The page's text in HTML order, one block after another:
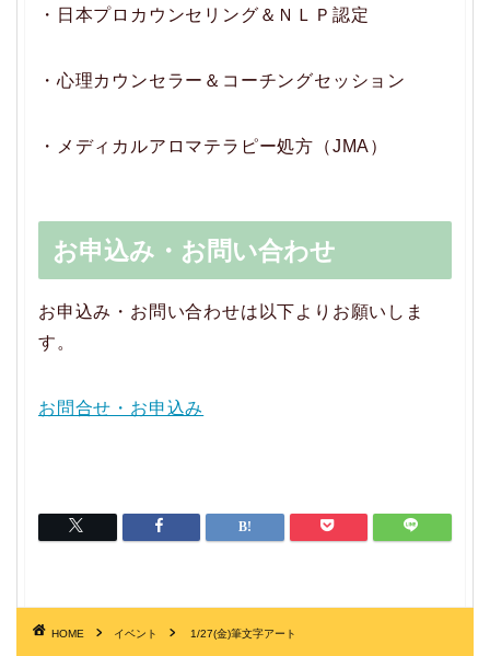
・日本プロカウンセリング＆ＮＬＰ認定
・心理カウンセラー＆コーチングセッション
・メディカルアロマテラピー処方（JMA）
お申込み・お問い合わせ
お申込み・お問い合わせは以下よりお願いしま
す。
お問合せ・お申込み
HOME イベント 1/27(金)筆文字アート